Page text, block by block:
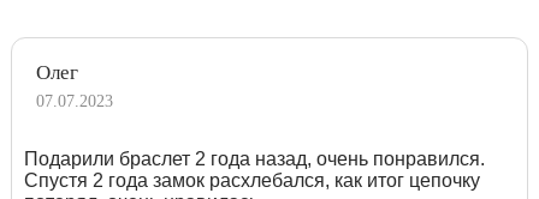
Олег
07.07.2023
Подарили браслет 2 года назад, очень понравился.
Спустя 2 года замок расхлебался, как итог цепочку